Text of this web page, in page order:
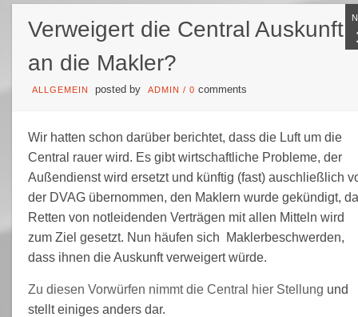
Verweigert die Central Auskunft
an die Makler?
ALLGEMEIN posted by ADMIN / 0 comments
Wir hatten schon darüber berichtet, dass die Luft um die
Central rauer wird. Es gibt wirtschaftliche Probleme, der
Außendienst wird ersetzt und künftig (fast) auschließlich
der DVAG übernommen, den Maklern wurde gekündigt,
Retten von notleidenden Verträgen mit allen Mitteln wird
zum Ziel gesetzt. Nun häufen sich Maklerbeschwerden,
dass ihnen die Auskunft verweigert würde.
Zu diesen Vorwürfen nimmt die Central hier Stellung und
stellt einiges anders dar.